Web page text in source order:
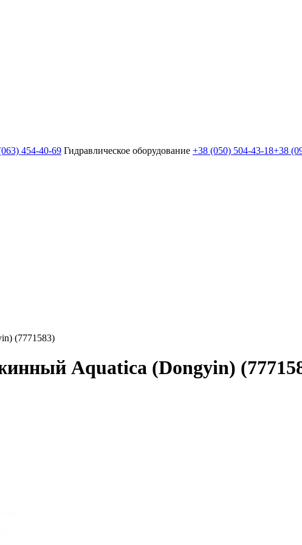
454-40-69 Гидравлическое оборудование +38 (050) 504-43-18+38
(7771583)
Aquatica (Dongyin)